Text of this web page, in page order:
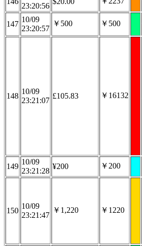
23:20:56
147
10/09
23:20:57
￥500 ￥500
148
10/09
23:21:07
£105.83 ￥16132
149
10/09
23:21:28
¥200 ￥200
150
10/09
23:21:47
￥1,220 ￥1220